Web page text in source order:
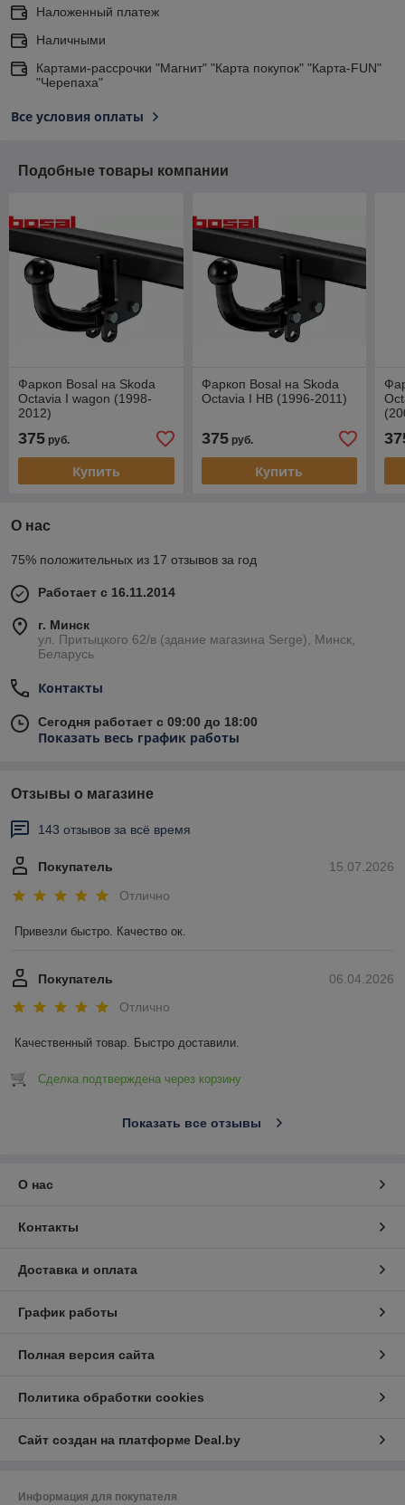
Наложенный платеж
Наличными
Картами-рассрочки "Магнит" "Карта покупок" "Карта-FUN"
"Черепаха"
Все условия оплаты
Подобные товары компании
Фаркоп Bosal на Skoda
Octavia I wagon (1998-
2012)
375 руб.
Купить
Фаркоп Bosal на Skoda
Octavia I HB (1996-2011)
375руб.
Купить
О нас
75% положительных из 17 отзывов за год
Работает с 16.11.2014
г. Минск
ул. Притыцкого 62/в (здание магазина Serge), Минск,
Беларусь
Контакты
Сегодня работает с 09:00 до 18:00
Показать весь график работы
Отзывы о магазине
143 отзывов за всё время
15.07.2026
Покупатель
Отлично
Привезли быстро. Качество ок.
06.04.2026
Покупатель
Отлично
Качественный товар. Быстро доставили.
Сделка подтверждена через корзину
Показать все отзывы
О нас
Контакты
Доставка и оплата
График работы
Полная версия сайта
Политика обработки cookies
Сайт создан на платформе Deal.by
Информация для покупателя